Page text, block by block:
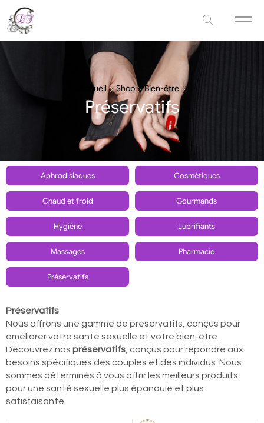
Accueil Shop Bien-être
Préservatifs
Aphrodisiaques Cosmétiques
Chaud et froid Gourmands
Hygiène Lubrifiants
Massages Pharmacie
Préservatifs
Préservatifs
Nous offrons une gamme de préservatifs, conçus pour
améliorer votre santé sexuelle et votre bien-être.
Découvrez nos préservatifs , conçus pour répondre aux
besoins spécifiques des couples et des individus. Nous
sommes déterminés à vous offrir les meilleurs produits
pour une santé sexuelle plus épanouie et plus
satisfaisante.